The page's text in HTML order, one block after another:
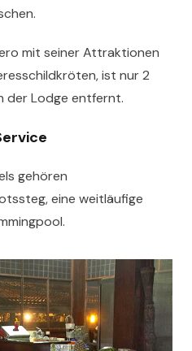
mit seiner Attraktionen
ist nur 2
der Lodge entfernt.
gehören
eine weitläufige